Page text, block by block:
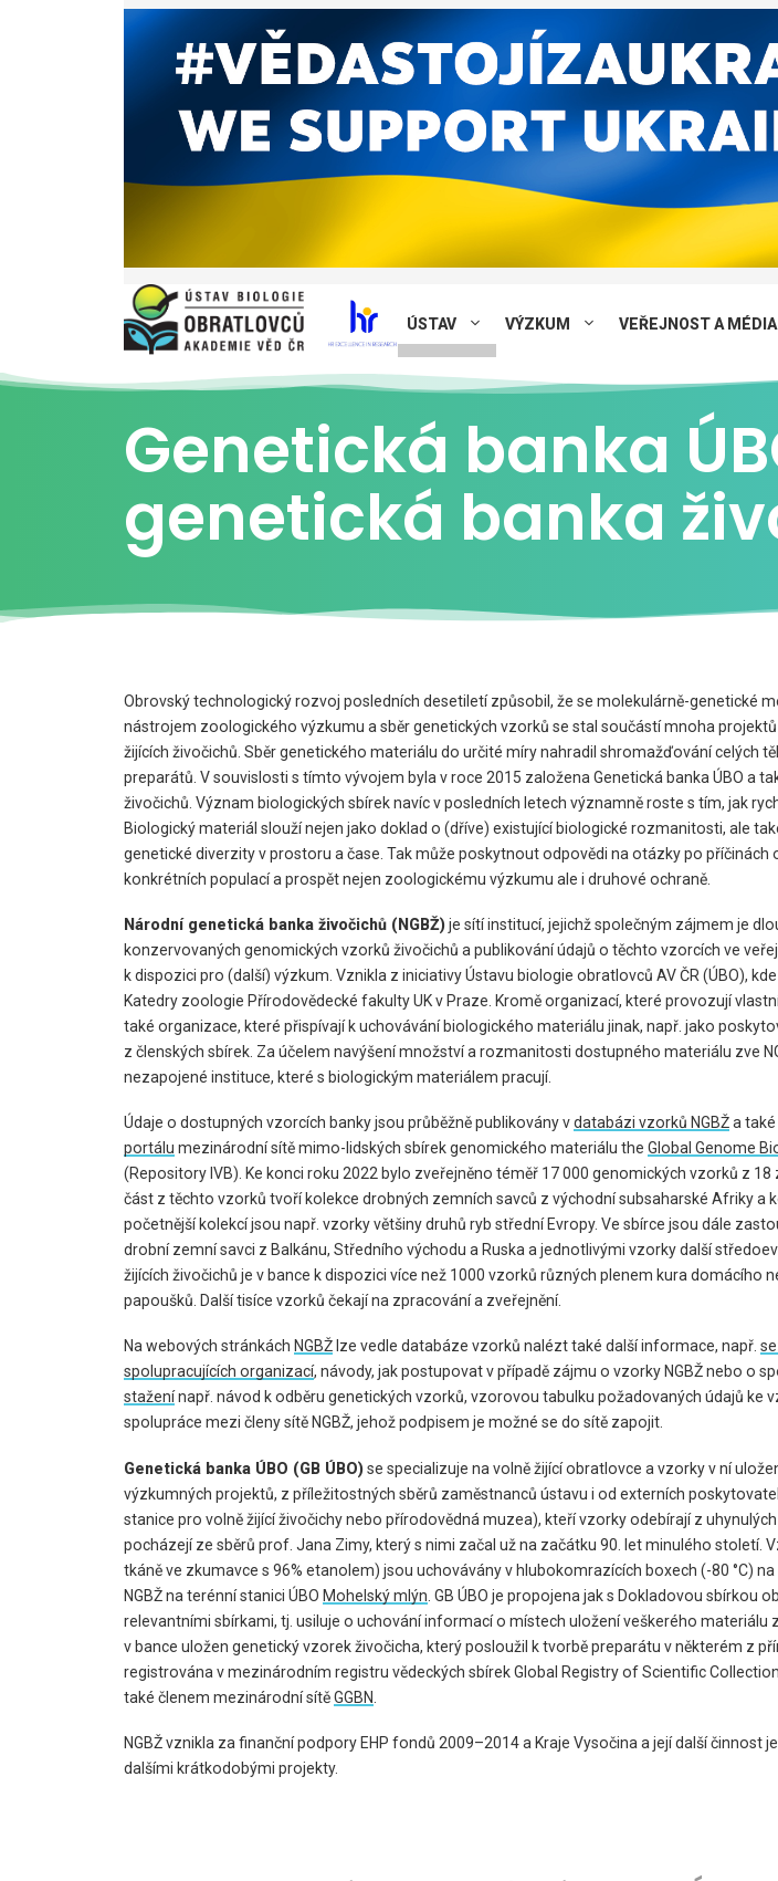
ÚSTAV VÝZKUM VEŘEJNOST A MÉDIA
Genetická banka
genetická banka
Obrovský technologický rozvoj posledních desetiletí způsobil, že se molekulárně-genetické
nástrojem zoologického výzkumu a sběr genetických vzorků se stal součástí mnoha
žijících živočichů. Sběr genetického materiálu do určité míry nahradil shromažďování celých
preparátů. V souvislosti s tímto vývojem byla v roce 2015 založena Genetická banka ÚBO a
živočichů. Význam biologických sbírek navíc v posledních letech významně roste s tím, jak
Biologický materiál slouží nejen jako doklad o (dříve) existující biologické rozmanitosti, ale
genetické diverzity v prostoru a čase. Tak může poskytnout odpovědi na otázky po příčinách
konkrétních populací a prospět nejen zoologickému výzkumu ale i druhové ochraně.
Národní genetická banka živočichů (NGBŽ)je sítí institucí, jejichž společným zájmem je
konzervovaných genomických vzorků živočichů a publikování údajů o těchto vzorcích ve
k dispozici pro (další) výzkum. Vznikla z iniciativy Ústavu biologie obratlovců AV ČR (ÚBO),
Katedry zoologie Přírodovědecké fakulty UK v Praze. Kromě organizací, které provozují
také organizace, které přispívají k uchovávání biologického materiálu jinak, např. jako
z členských sbírek. Za účelem navýšení množství a rozmanitosti dostupného materiálu zve
nezapojené instituce, které s biologickým materiálem pracují.
Údaje o dostupných vzorcích banky jsou průběžně publikovány vdatabázi vzorků NGBŽa také
portálu mezinárodní sítě mimo-lidských sbírek genomického materiálu the Global Genome
(Repository IVB). Ke konci roku 2022 bylo zveřejněno téměř 17 000 genomických vzorků z
část z těchto vzorků tvoří kolekce drobných zemních savců z východní subsaharské Afriky a
početnější kolekcí jsou např. vzorky většiny druhů ryb střední Evropy. Ve sbírce jsou dále
drobní zemní savci z Balkánu, Středního východu a Ruska a jednotlivými vzorky další
žijících živočichů je v bance k dispozici více než 1000 vzorků různých plenem kura domácího
papoušků. Další tisíce vzorků čekají na zpracování a zveřejnění.
Na webových stránkách NGBŽ lze vedle databáze vzorků nalézt také další informace, např.
spolupracujících organizací, návody, jak postupovat v případě zájmu o vzorky NGBŽ nebo o
staženínapř. návod k odběru genetických vzorků, vzorovou tabulku požadovaných údajů ke
spolupráce mezi členy sítě NGBŽ, jehož podpisem je možné se do sítě zapojit.
Genetická banka ÚBO (GB ÚBO)se specializuje na volně žijící obratlovce a vzorky v ní
výzkumných projektů, z příležitostných sběrů zaměstnanců ústavu i od externích
stanice pro volně žijící živočichy nebo přírodovědná muzea), kteří vzorky odebírají z uhynulých
pocházejí ze sběrů prof. Jana Zimy, který s nimi začal už na začátku 90. let minulého století.
tkáně ve zkumavce s 96% etanolem) jsou uchovávány v hlubokomrazících boxech (-80 °C)
NGBŽ na terénní stanici ÚBO Mohelský mlýn . GB ÚBO je propojena jak s Dokladovou sbírkou
relevantními sbírkami, tj. usiluje o uchování informací o místech uložení veškerého materiálu
v bance uložen genetický vzorek živočicha, který posloužil k tvorbě preparátu v některém z
registrována v mezinárodním registru vědeckých sbírek Global Registry of Scientific
také členem mezinárodní sítěGGBN
NGBŽ vznikla za finanční podpory EHP fondů 2009–2014 a Kraje Vysočina a její další činnost
dalšími krátkodobými projekty.